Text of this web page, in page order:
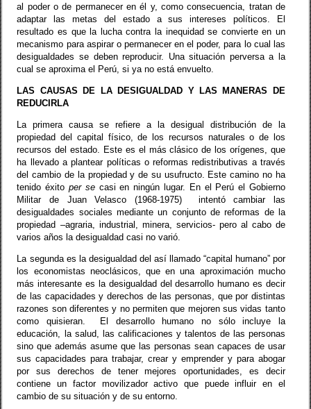
al poder o de permanecer en él y, como consecuencia, tratan de
adaptar las metas del estado a sus intereses políticos. El
resultado es que la lucha contra la inequidad se convierte en un
mecanismo para aspirar o permanecer en el poder, para lo cual las
desigualdades se deben reproducir. Una situación perversa a la
cual se aproxima el Perú, si ya no está envuelto.
LAS CAUSAS DE LA DESIGUALDAD Y LAS MANERAS DE
REDUCIRLA
La primera causa se refiere a la desigual distribución de la
propiedad del capital físico, de los recursos naturales o de los
recursos del estado. Este es el más clásico de los orígenes, que
ha llevado a plantear políticas o reformas redistributivas a través
del cambio de la propiedad y de su usufructo. Este camino no ha
tenido éxitoper secasi en ningún lugar. En el Perú el Gobierno
Militar de Juan Velasco (1968-1975)
intentó cambiar las
desigualdades sociales mediante un conjunto de reformas de la
propiedad –agraria, industrial, minera, servicios- pero al cabo de
varios años la desigualdad casi no varió.
La segunda es la desigualdad del así llamado “capital humano” por
los economistas neoclásicos, que en una aproximación mucho
más interesante es la desigualdad del desarrollo humano es decir
de las capacidades y derechos de las personas, que por distintas
razones son diferentes y no permiten que mejoren sus vidas tanto
como quisieran.
El desarrollo humano no sólo incluye la
educación, la salud, las calificaciones y talentos de las personas
sino que además asume que las personas sean capaces de usar
sus capacidades para trabajar, crear y emprender y para abogar
por sus derechos de tener mejores oportunidades, es decir
contiene un factor movilizador activo que puede influir en el
cambio de su situación y de su entorno.